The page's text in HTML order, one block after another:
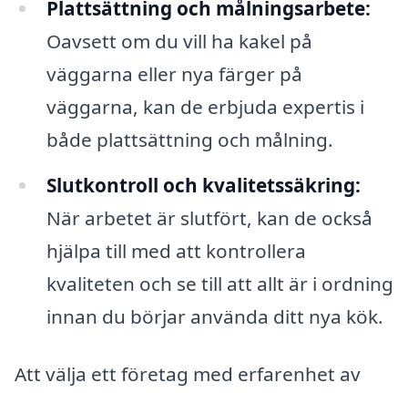
Plattsättning och målningsarbete:
Oavsett om du vill ha kakel på
väggarna eller nya färger på
väggarna, kan de erbjuda expertis i
både plattsättning och målning.
Slutkontroll och kvalitetssäkring:
När arbetet är slutfört, kan de också
hjälpa till med att kontrollera
kvaliteten och se till att allt är i ordning
innan du börjar använda ditt nya kök.
Att välja ett företag med erfarenhet av